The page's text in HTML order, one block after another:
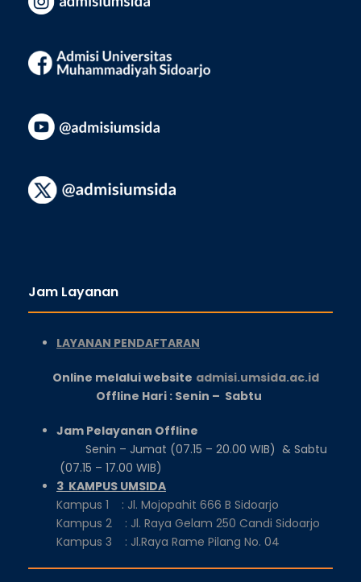
Jam Layanan
LAYANAN PENDAFTARAN
Online melalui website admisi.umsida.ac.id
Offline Hari : Senin – Sabtu
Jam Pelayanan Offline
Senin – Jumat (07.15 – 20.00 WIB) & Sabtu
(07.15 – 17.00 WIB)
3 KAMPUS UMSIDA
Kampus 1 : Jl. Mojopahit 666 B Sidoarjo
Kampus 2 : Jl. Raya Gelam 250 Candi Sidoarjo
Kampus 3 : Jl.Raya Rame Pilang No. 04